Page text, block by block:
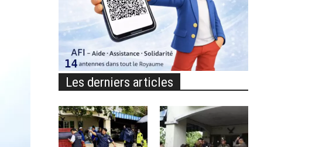
Les derniers articles